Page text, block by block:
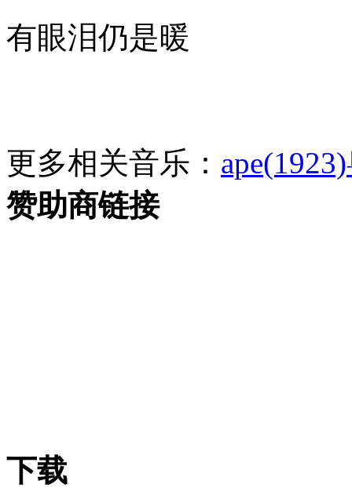
有眼泪仍是暖
更多相关音乐： ape(1923)
赞助商链接
下载